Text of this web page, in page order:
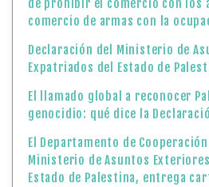
de prohibir el comercio con los
comercio de armas con la
Declaración del Ministerio de
Expatriados del Estado de
El llamado global a reconocer
genocidio: qué dice la
El Departamento de
Ministerio de Asuntos
Estado de Palestina, entrega